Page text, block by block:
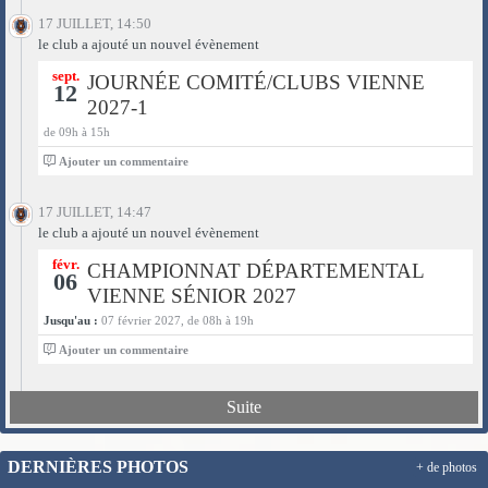
17 JUILLET, 14:50
le club a ajouté un nouvel évènement
sept.
12 JOURNÉE COMITÉ/CLUBS VIENNE
2027-1
de 09h à 15h
0 Ajouter un commentaire
17 JUILLET, 14:47
le club a ajouté un nouvel évènement
févr.
06 CHAMPIONNAT DÉPARTEMENTAL
VIENNE SÉNIOR 2027
Jusqu'au : 07 février 2027, de 08h à 19h
0 Ajouter un commentaire
Suite
DERNIÈRES PHOTOS + de photos